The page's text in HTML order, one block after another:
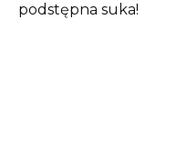
podstępna suka!